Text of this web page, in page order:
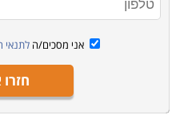
אני מסכים/ה לתנאי
חזרו